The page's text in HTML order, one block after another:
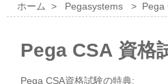
ホーム > Pegasystems > Pega
Pega CSA 資格
Pega CSA資格試験の特典: